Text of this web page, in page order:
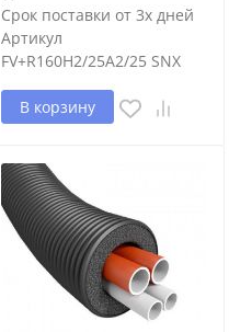
Срок поставки от 3х дней
Артикул
FV+R160H2/25A2/25 SNX
В корзину